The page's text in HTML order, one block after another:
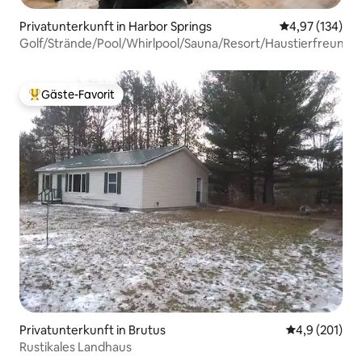
Privatunterkunft in Harbor Springs
4,97 (134)
Golf/Strände/Pool/Whirlpool/Sauna/Resort/
Beliebter Gäste-Favorit.
Gäste-Favorit
Privatunterkunft in Brutus
4,9 (201)
Rustikales Landhaus